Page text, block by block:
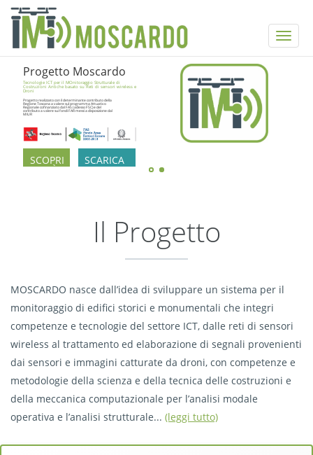
Salta al contenuto principale
Progetto Moscardo
Tecnologie ICT per il MOnitoraggio Strutturale di
Costruzioni Antiche basato su Reti di sensori wireless e
Droni
Progetto realizzato con il determinante contributo della
Regione Toscana a valere sul programma Attuativo
Regionale cofinanziato dal FAS ( adesso FSC) e del
contributo a valere sui fondi FAR messi a disposizione dal
MIUR
SCARICA
LA
SCOPRI
DI PIÙ
Il Progetto
MOSCARDO nasce dall’idea di sviluppare un sistema per il
monitoraggio di edifici storici e monumentali che integri
competenze e tecnologie del settore ICT, dalle reti di sensori
wireless al trattamento ed elaborazione di segnali provenienti
dai sensori e immagini catturate da droni, con competenze e
metodologie della scienza e della tecnica delle costruzioni e
della meccanica computazionale per l’analisi modale
operativa e l’analisi strutturale... (leggi tutto)